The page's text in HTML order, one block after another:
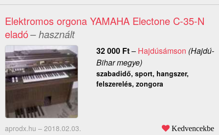
Elektromos orgona YAMAHA Electone C-35-N
eladó– használt
32 000 Ft– Hajdúsámson (Hajdú-
Bihar megye)
szabadidő, sport, hangszer,
felszerelés, zongora
aprodx.hu – 2018.02.03. Kedvencekbe